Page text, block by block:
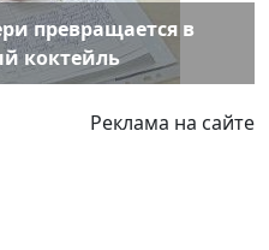
превращается в
коктейль
Реклама на сайте